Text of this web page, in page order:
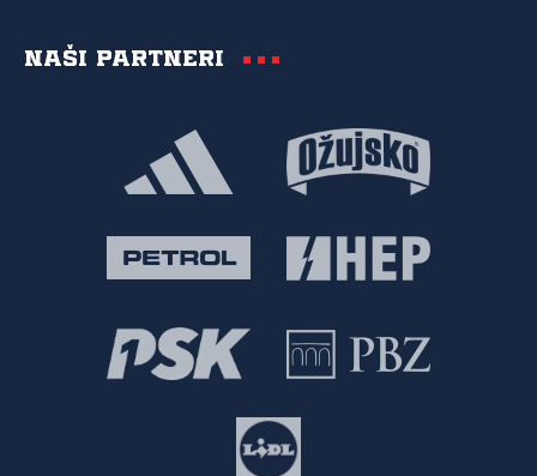
Naši partneri